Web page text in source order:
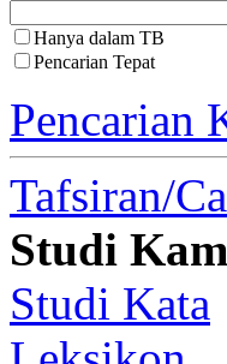
Hanya dalam TB
Pencarian Tepat
Pencarian
Tafsiran/
Studi
Studi Kata